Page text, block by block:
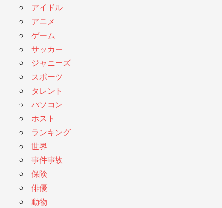
アイドル
アニメ
ゲーム
サッカー
ジャニーズ
スポーツ
タレント
パソコン
ホスト
ランキング
世界
事件事故
保険
俳優
動物